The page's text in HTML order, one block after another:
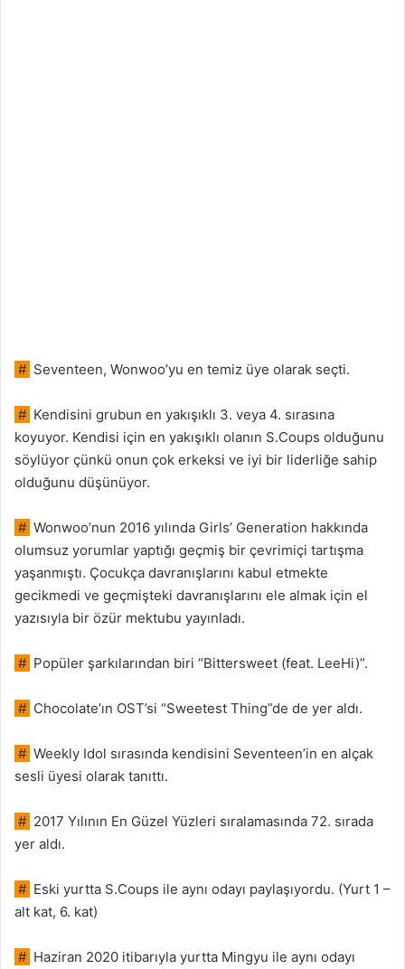
# Seventeen, Wonwoo’yu en temiz üye olarak seçti.
# Kendisini grubun en yakışıklı 3. veya 4. sırasına
koyuyor. Kendisi için en yakışıklı olanın S.Coups olduğunu
söylüyor çünkü onun çok erkeksi ve iyi bir liderliğe sahip
olduğunu düşünüyor.
# Wonwoo’nun 2016 yılında Girls’ Generation hakkında
olumsuz yorumlar yaptığı geçmiş bir çevrimiçi tartışma
yaşanmıştı. Çocukça davranışlarını kabul etmekte
gecikmedi ve geçmişteki davranışlarını ele almak için el
yazısıyla bir özür mektubu yayınladı.
# Popüler şarkılarından biri “Bittersweet (feat. LeeHi)”.
# Chocolate’ın OST’si “Sweetest Thing”de de yer aldı.
# Weekly Idol sırasında kendisini Seventeen’in en alçak
sesli üyesi olarak tanıttı.
# 2017 Yılının En Güzel Yüzleri sıralamasında 72. sırada
yer aldı.
# Eski yurtta S.Coups ile aynı odayı paylaşıyordu. (Yurt 1 –
alt kat, 6. kat)
# Haziran 2020 itibarıyla yurtta Mingyu ile aynı odayı